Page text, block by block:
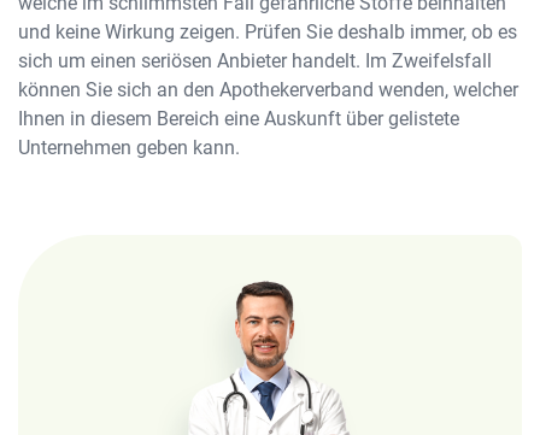
und keine Wirkung zeigen. Prüfen Sie deshalb immer, ob es
sich um einen seriösen Anbieter handelt. Im Zweifelsfall
können Sie sich an den Apothekerverband wenden, welcher
Ihnen in diesem Bereich eine Auskunft über gelistete
Unternehmen geben kann.